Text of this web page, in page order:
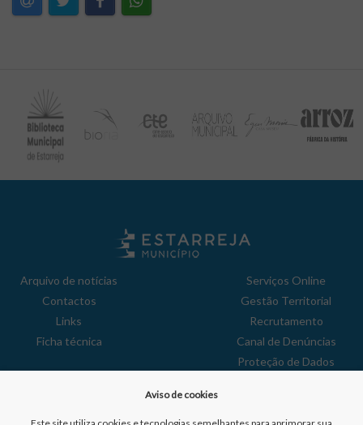
Arquivo de notícias
Contactos
Links
Ficha técnica
Serviços Online
Gestão Territorial
Recrutamento
Canal de Denúncias
Proteção de Dados
Aviso de cookies